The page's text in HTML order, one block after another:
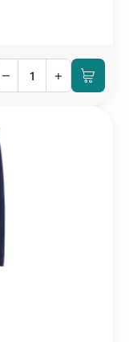
– +